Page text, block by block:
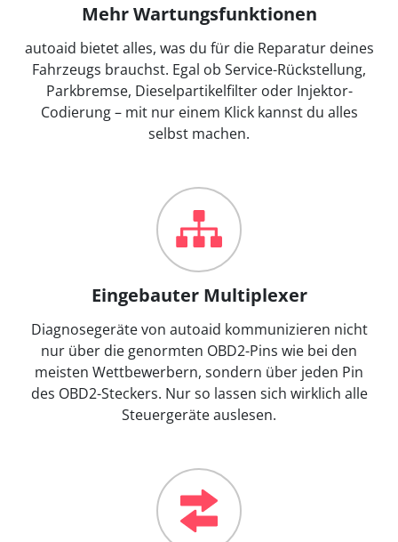
Mehr Wartungsfunktionen
autoaid bietet alles, was du für die Reparatur deines
Fahrzeugs brauchst. Egal ob Service-Rückstellung,
Parkbremse, Dieselpartikelfilter oder Injektor-
Codierung – mit nur einem Klick kannst du alles
selbst machen.
Eingebauter Multiplexer
Diagnosegeräte von autoaid kommunizieren nicht
nur über die genormten OBD2-Pins wie bei den
meisten Wettbewerbern, sondern über jeden Pin
des OBD2-Steckers. Nur so lassen sich wirklich alle
Steuergeräte auslesen.